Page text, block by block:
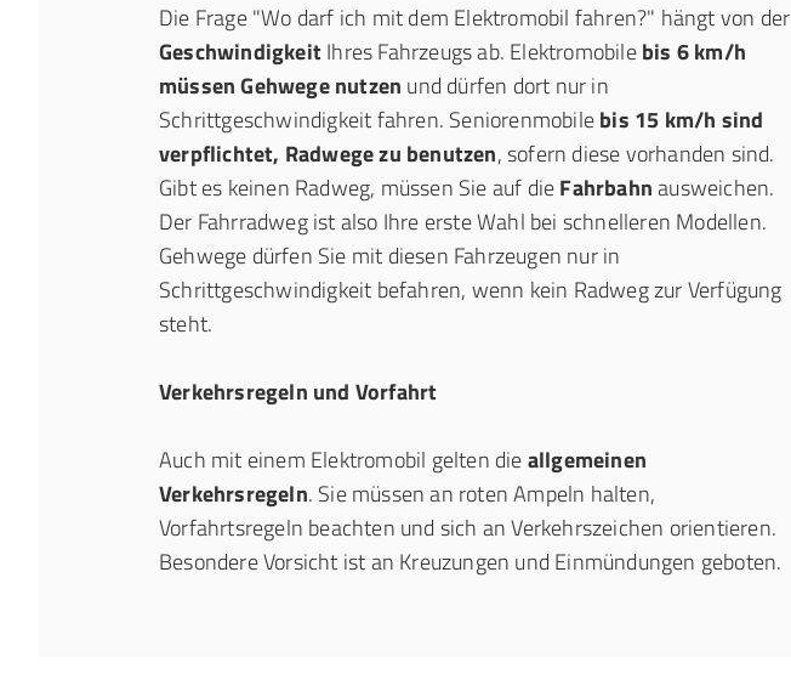
Die Frage "Wo darf ich mit dem Elektromobil fahren?" hängt von der
Geschwindigkeit Ihres Fahrzeugs ab. Elektromobilebis 6 km/h
müssen Gehwege nutzen und dürfen dort nur in
Schrittgeschwindigkeit fahren. Seniorenmobilebis 15 km/h sind
verpflichtet, Radwege zu benutzen, sofern diese vorhanden sind.
Gibt es keinen Radweg, müssen Sie auf dieFahrbahnausweichen.
Der Fahrradweg ist also Ihre erste Wahl bei schnelleren Modellen.
Gehwege dürfen Sie mit diesen Fahrzeugen nur in
Schrittgeschwindigkeit befahren, wenn kein Radweg zur Verfügung
steht.
Verkehrsregeln und Vorfahrt
Auch mit einem Elektromobil gelten dieallgemeinen
Verkehrsregeln. Sie müssen an roten Ampeln halten,
Vorfahrtsregeln beachten und sich an Verkehrszeichen orientieren.
Besondere Vorsicht ist an Kreuzungen und Einmündungen geboten.